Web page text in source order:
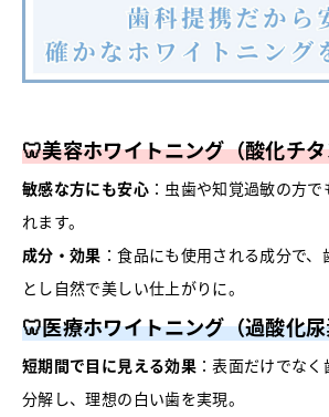
🦷美容ホワイトニング（酸化チ
敏感な方にも安心：虫歯や知覚過敏の方で
れます。
成分・効果 ：食品にも使用される成分で
とし自然で美しい仕上がりに。
🦷医療ホワイトニング（過酸化
短期間で目に見える効果：表面だけでな
分解し、理想の白い歯を実現。